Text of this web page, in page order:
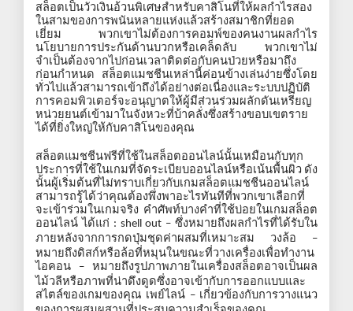
สล็อตเป็นวัวเงินอ้วนพิเศษสำหรับคาสิโนที่ให้ผลกำไรสอง
ในสามของการพนันหลายแห่งแล้วสร้างสมาชิกที่ยอด
เยี่ยม
พวกเขาไม่ต้องการคอมพ์ของคนงานผลกำไร
นโยบายการประกันด้านบวกหรือเคล็ดลับ
พวกเขาไม่
จำเป็นต้องจากไปก่อนเวลาติดต่อกับคนป่วยหรือมาถึง
ก่อนกำหนด
สล็อตแมชชีนเหล่านี้ค่อนข้างเล่นง่ายซึ่งโดย
ทั่วไปแล้วสามารถเข้าถึงได้อย่างต่อเนื่องและระบบปฏิบัติ
การคอมพิวเตอร์จะอนุญาตให้ผู้มีส่วนร่วมผลักดันเหรียญ
หน่วยยนต์เข้ามาในจังหวะที่บ้าคลั่งซึ่งสร้างขอบเขตราย
ได้ที่ยิ่งใหญ่ให้กับคาสิโนของคุณ
สล็อตแมชชีนฟรีที่ใช้ในสล็อตออนไลน์นั้นเหมือนกับทุก
ประการที่ใช้ในเกมที่จัดระเบียบออนไลน์หรือเน้นพื้นผิว ดัง
นั้นผู้เริ่มต้นที่ไม่ทราบเกี่ยวกับเกมสล็อตแมชชีนออนไลน์
สามารถรู้ได้ว่าคุณต้องพึ่งพาอะไรทันทีที่พวกเขาเลือกที่
จะเข้าร่วมในเกมจริง คำศัพท์บางคำที่ใช้บ่อยในเกมสล็อต
ออนไลน์ ได้แก่ : shell out –ซึ่งหมายถึงผลกำไรที่ได้รับใน
ภายหลังจากการกดปุ่มชุดค่าผสมที่เหมาะสม
วงล้อ –
หมายถึงดิสก์หรือล้อที่หมุนในขณะที่วางเครื่องเพื่อทำงาน
ไอคอน – หมายถึงรูปภาพภายในเครื่องสล็อตอาจเป็นผล
ไม้วลีหรือภาพที่น่าดึงดูดซึ่งอาจเข้ากับการออกแบบและ
สไตล์ของเกมของคุณ เพย์ไลน์ – เกี่ยวข้องกับการวางแนว